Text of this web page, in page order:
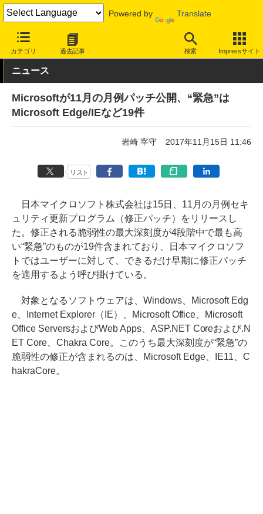
Powered by Translate
カテゴリ 過去記事 検索 Impressサイト
INTERNET Watch トピック 脆弱性/修正パッチ
ニュース
Microsoftが11月の月例パッチ公開、“緊急”は
Microsoft Edge/IEなど19件
岩崎 宰守 2017年11月15日 11:46
リスト
日本マイクロソフト株式会社は15日、11月の月例セキ
ュリティ更新プログラム（修正パッチ）をリリースし
た。修正される脆弱性の最大深刻度が4段階中で最も高
い“緊急”のものが19件含まれており、日本マイクロソフ
トではユーザーに対して、できるだけ早期に修正パッチ
を適用するよう呼び掛けている。
対象となるソフトウェアは、Windows、Microsoft Edg
e、Internet Explorer（IE）、Microsoft Office、Microsoft
Office ServersおよびWeb Apps、ASP.NET Coreおよび.N
ET Core、Chakra Core。このうち最大深刻度が“緊急”の
脆弱性の修正が含まれるのは、Microsoft Edge、IE11、C
hakraCore。